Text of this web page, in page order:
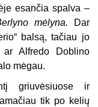
esančia spalva –
mėlyna. Dar
balsą, tačiau jo
Alfredo Doblino
mėgau.
griuvėsiuose ir
tik po kelių